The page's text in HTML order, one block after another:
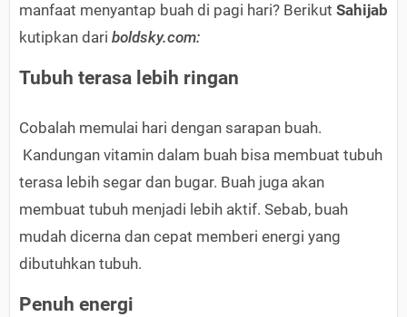
manfaat menyantap buah di pagi hari? Berikut Sahijab
kutipkan dari boldsky.com:
Tubuh terasa lebih ringan
Cobalah memulai hari dengan sarapan buah.
Kandungan vitamin dalam buah bisa membuat tubuh
terasa lebih segar dan bugar. Buah juga akan
membuat tubuh menjadi lebih aktif. Sebab, buah
mudah dicerna dan cepat memberi energi yang
dibutuhkan tubuh.
Penuh energi